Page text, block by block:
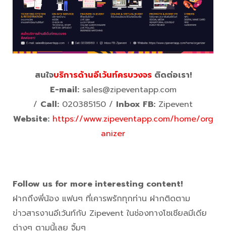
สนใจบริการด้านอีเว้นท์ครบวงจรติดต่อเรา!
E-mail:sales@zipeventapp.com
/ Call: 020385150 / Inbox FB: Zipevent
Website: https://www.zipeventapp.com/home/org
anizer
Follow us for more interesting content!
ฝากถึงพี่น้อง แฟนๆ ที่เคารพรักทุกท่าน ฝากติดตาม
ข่าวสารงานอีเว้นท์กับ Zipevent ในช่องทางโซเชียลมีเดีย
ต่างๆ ตามนี้เลย จิ้มๆ